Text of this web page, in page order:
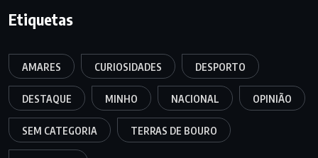
Etiquetas
AMARES CURIOSIDADES DESPORTO
DESTAQUE MINHO NACIONAL OPINIÃO
SEM CATEGORIA TERRAS DE BOURO